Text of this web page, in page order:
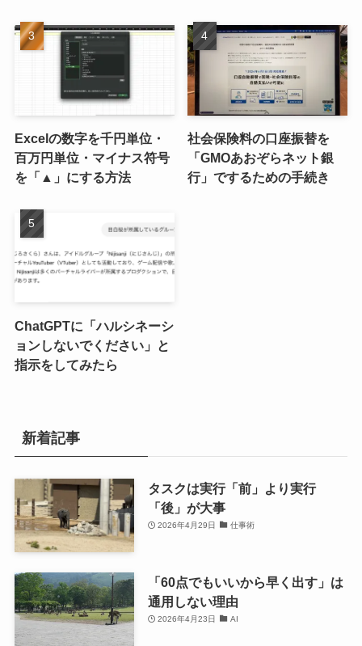
Excelの数字を千円単位・
百万円単位・マイナス符号
を「▲」にする方法
社会保険料の口座振替を
「GMOあおぞらネット銀
行」でするための手続き
ChatGPTに「ハルシネーシ
ョンしないでください」と
指示をしてみたら
新着記事
タスクは実行「前」より実行
「後」が大事
2026年4月29日 仕事術
「60点でもいいから早く出す」は
通用しない理由
2026年4月23日 AI